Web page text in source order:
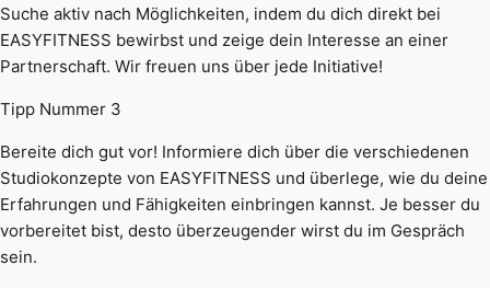
Suche aktiv nach Möglichkeiten, indem du dich direkt bei
EASYFITNESS bewirbst und zeige dein Interesse an einer
Partnerschaft. Wir freuen uns über jede Initiative!
Tipp Nummer 3
Bereite dich gut vor! Informiere dich über die verschiedenen
Studiokonzepte von EASYFITNESS und überlege, wie du deine
Erfahrungen und Fähigkeiten einbringen kannst. Je besser du
vorbereitet bist, desto überzeugender wirst du im Gespräch
sein.